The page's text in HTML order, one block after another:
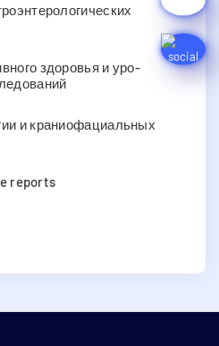
здоровья и уро-
и краниофациальных
reports